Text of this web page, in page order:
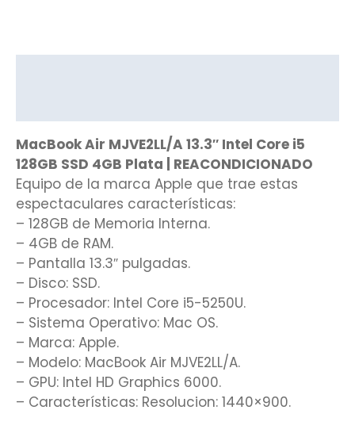
MacBook Air MJVE2LL/A 13.3″ Intel Core i5
128GB SSD 4GB Plata | REACONDICIONADO
Equipo de la marca Apple que trae estas
espectaculares características:
– 128GB de Memoria Interna.
– 4GB de RAM.
– Pantalla 13.3″ pulgadas.
– Disco: SSD.
– Procesador: Intel Core i5-5250U.
– Sistema Operativo: Mac OS.
– Marca: Apple.
– Modelo: MacBook Air MJVE2LL/A.
– GPU: Intel HD Graphics 6000.
– Características: Resolucion: 1440×900.